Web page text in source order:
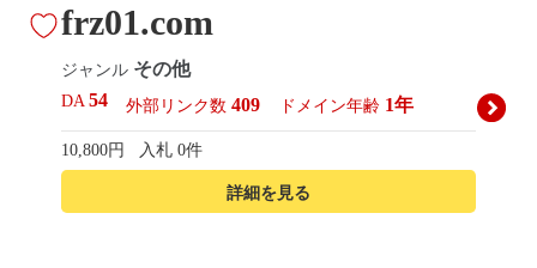
詳細を見る
frz01.com
ジャンル その他
DA54 外部リンク数 409 ドメイン年齢 1年
10,800円 入札 0件